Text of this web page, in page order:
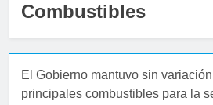
Combustibles
El Gobierno mantuvo sin
principales combustibles para la